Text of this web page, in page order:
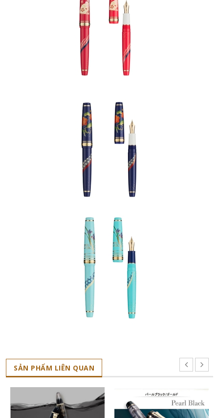
SẢN PHẨM LIÊN QUAN